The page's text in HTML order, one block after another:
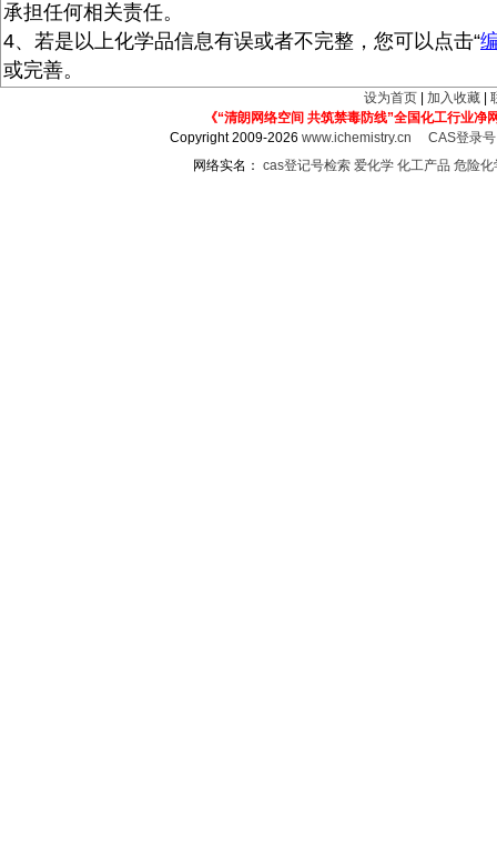
承担任何相关责任。
4、若是以上化学品信息有误或者不完整，您可以点击“
或完善。
设为首页 加入收藏
《“清朗网络空间 共筑禁毒防线”全国化工行业净
Copyright 2009-2026www.ichemistry.cn
CAS登录
网络实名： cas登记号检索 爱化学 化工产品 危险化